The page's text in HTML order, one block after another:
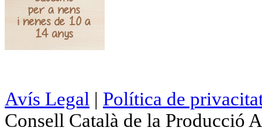
Avís Legal | Política de
Consell Català de la Producció